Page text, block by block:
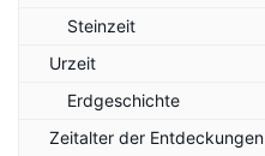
Steinzeit
Urzeit
Erdgeschichte
Zeitalter der Entdeckungen